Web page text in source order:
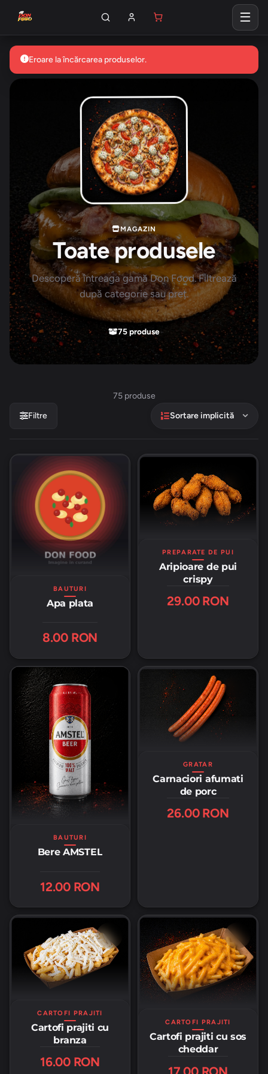
Acasă Shop
MAGAZIN
Toate produsele
Descoperă întreaga gamă Don Food. Filtrează
după categorie sau preț.
75 produse
75 produse
Filtre
Sortare implicită
BAUTURI
Apa plata
8.00 RON
PREPARATE DE PUI
Aripioare de pui
crispy
29.00 RON
BAUTURI
Bere AMSTEL
12.00 RON
GRATAR
Carnaciori afumati
de porc
26.00 RON
CARTOFI PRAJITI
Cartofi prajiti cu
branza
16.00 RON
CARTOFI PRAJITI
Cartofi prajiti cu sos
cheddar
Eroare la încărcarea produselor.